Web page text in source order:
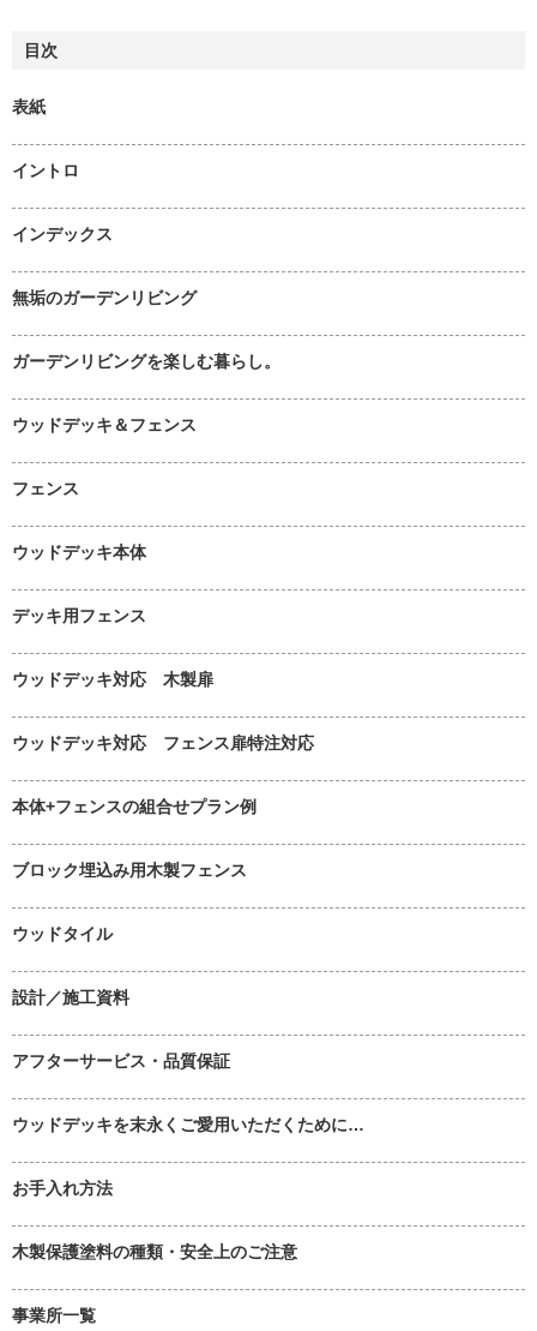
目次
表紙
イントロ
インデックス
無垢のガーデンリビング
ガーデンリビングを楽しむ暮らし。
ウッドデッキ＆フェンス
フェンス
ウッドデッキ本体
デッキ用フェンス
ウッドデッキ対応 木製扉
ウッドデッキ対応 フェンス扉特注対応
本体+フェンスの組合せプラン例
ブロック埋込み用木製フェンス
ウッドタイル
設計／施工資料
アフターサービス・品質保証
ウッドデッキを末永くご愛用いただくために…
お手入れ方法
木製保護塗料の種類・安全上のご注意
事業所一覧